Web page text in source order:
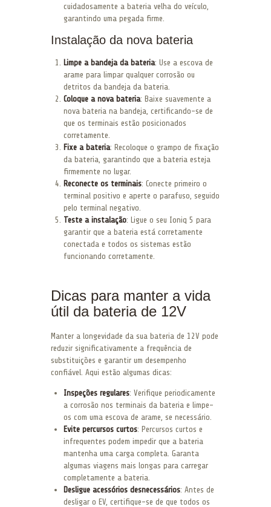
cuidadosamente a bateria velha do veículo,
garantindo uma pegada firme.
Instalação da nova bateria
Limpe a bandeja da bateria: Use a escova de
arame para limpar qualquer corrosão ou
detritos da bandeja da bateria.
Coloque a nova bateria: Baixe suavemente a
nova bateria na bandeja, certificando-se de
que os terminais estão posicionados
corretamente.
Fixe a bateria: Recoloque o grampo de fixação
da bateria, garantindo que a bateria esteja
firmemente no lugar.
Reconecte os terminais: Conecte primeiro o
terminal positivo e aperte o parafuso, seguido
pelo terminal negativo.
Teste a instalação: Ligue o seu Ioniq 5 para
garantir que a bateria está corretamente
conectada e todos os sistemas estão
funcionando corretamente.
Dicas para manter a vida
útil da bateria de 12V
Manter a longevidade da sua bateria de 12V pode
reduzir significativamente a frequência de
substituições e garantir um desempenho
confiável. Aqui estão algumas dicas:
Inspeções regulares: Verifique periodicamente
a corrosão nos terminais da bateria e limpe-
os com uma escova de arame, se necessário.
Evite percursos curtos: Percursos curtos e
infrequentes podem impedir que a bateria
mantenha uma carga completa. Garanta
algumas viagens mais longas para carregar
completamente a bateria.
Desligue acessórios desnecessários: Antes de
desligar o EV, certifique-se de que todos os